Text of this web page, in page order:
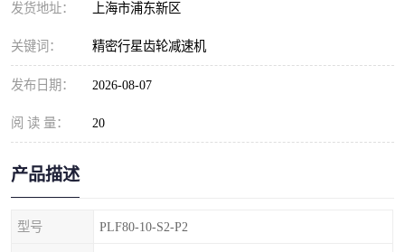
发货地址： 上海市浦东新区
关键词： 精密行星齿轮减速机
发布日期： 2026-08-07
阅 读 量： 20
产品描述
型号 PLF80-10-S2-P2